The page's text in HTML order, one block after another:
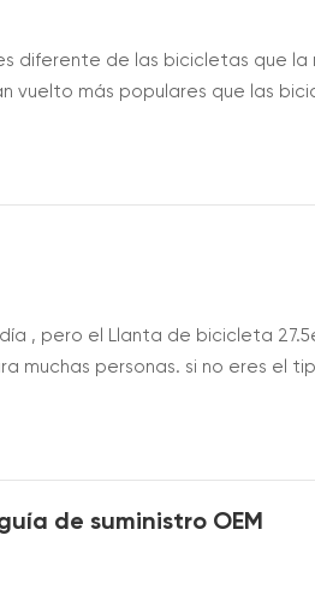
diferente de las bicicletas que la
vuelto más populares que las
, pero el Llanta de bicicleta
muchas personas. si no eres el
de suministro OEM